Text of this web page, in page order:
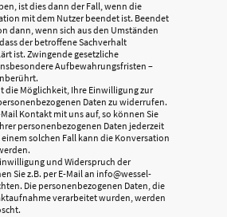
ist dies dann der Fall, wenn die
mit dem Nutzer beendet ist. Beendet
dann, wenn sich aus den Umständen
der betroffene Sachverhalt
ist. Zwingende gesetzliche
Aufbewahrungsfristen –
die Möglichkeit, Ihre Einwilligung zur
Daten zu widerrufen.
Kontakt mit uns auf, so können Sie
personenbezogenen Daten jederzeit
solchen Fall kann die Konversation
und Widerspruch der
Sie z.B. per E-Mail an info@wessel-
Die personenbezogenen Daten, die
verarbeitet wurden, werden